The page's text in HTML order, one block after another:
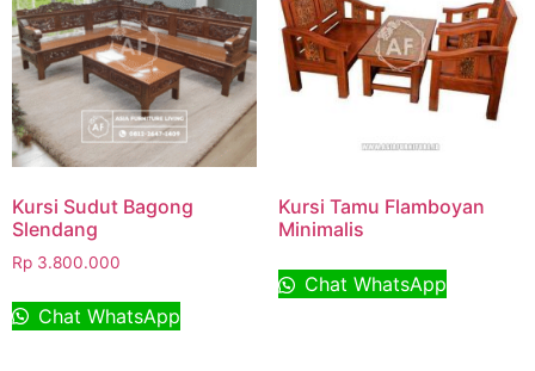
Kursi Sudut Bagong
Slendang
Rp 3.800.000
Chat WhatsApp
Kursi Tamu Flamboyan
Minimalis
Chat WhatsApp